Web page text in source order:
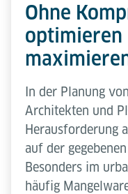
Ohne
optimieren
In der Planung
Architekten und
Herausforderung
auf der
Besonders im
häufig